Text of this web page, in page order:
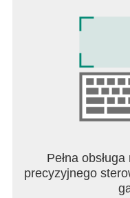
Pełna
precyzyjnego